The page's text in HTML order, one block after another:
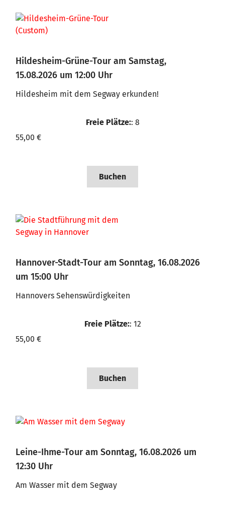
Hildesheim-Grüne-Tour am Samstag,
15.08.2026 um 12:00 Uhr
Hildesheim mit dem Segway erkunden!
Freie Plätze:: 8
55,00 €
Buchen
Hannover-Stadt-Tour am Sonntag, 16.08.2026
um 15:00 Uhr
Hannovers Sehenswürdigkeiten
Freie Plätze:: 12
55,00 €
Buchen
Leine-Ihme-Tour am Sonntag, 16.08.2026 um
12:30 Uhr
Am Wasser mit dem Segway